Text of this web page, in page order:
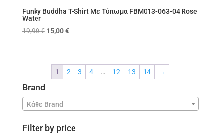
Funky Buddha T-Shirt Με Τύπωμα FBM013-063-04 Rose
Water
19,90€ Original
19,90 €.
15,00€Η
είναι:
15,00 €.
1 2 3 4 … 12 13 14 →
Brand
Κάθε Brand
Filter by price